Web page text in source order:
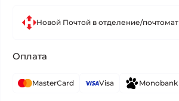
Новой Почтой в отделение/почтомат
Оплата
MasterCard Visa Monobank